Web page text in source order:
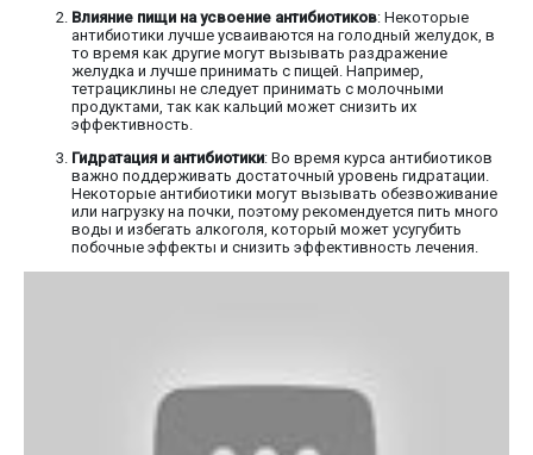
Влияние пищи на усвоение антибиотиков: Некоторые
антибиотики лучше усваиваются на голодный желудок, в
то время как другие могут вызывать раздражение
желудка и лучше принимать с пищей. Например,
тетрациклины не следует принимать с молочными
продуктами, так как кальций может снизить их
эффективность.
Гидратация и антибиотики: Во время курса антибиотиков
важно поддерживать достаточный уровень гидратации.
Некоторые антибиотики могут вызывать обезвоживание
или нагрузку на почки, поэтому рекомендуется пить много
воды и избегать алкоголя, который может усугубить
побочные эффекты и снизить эффективность лечения.